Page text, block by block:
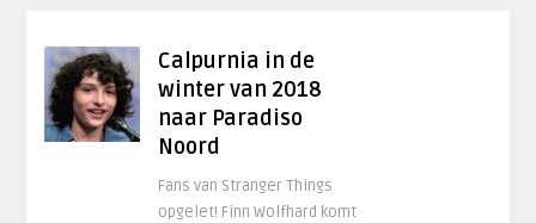
Calpurnia in de
winter van 2018
naar Paradiso
Noord
Fans van Stranger Things
opgelet! Finn Wolfhard komt